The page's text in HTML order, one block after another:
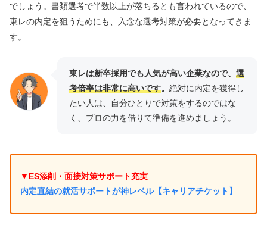
でしょう。書類選考で半数以上が落ちるとも言われているので、
東レの内定を狙うためにも、入念な選考対策が必要となってきま
す。
東レは新卒採用でも人気が高い企業なので、 選
考倍率は非常に高いです。 絶対に内定を獲得し
たい人は、自分ひとりで対策をするのではな
く、プロの力を借りて準備を進めましょう。
▼ES添削・面接対策サポート充実
内定直結の就活サポートが神レベル【キャリアチケット】